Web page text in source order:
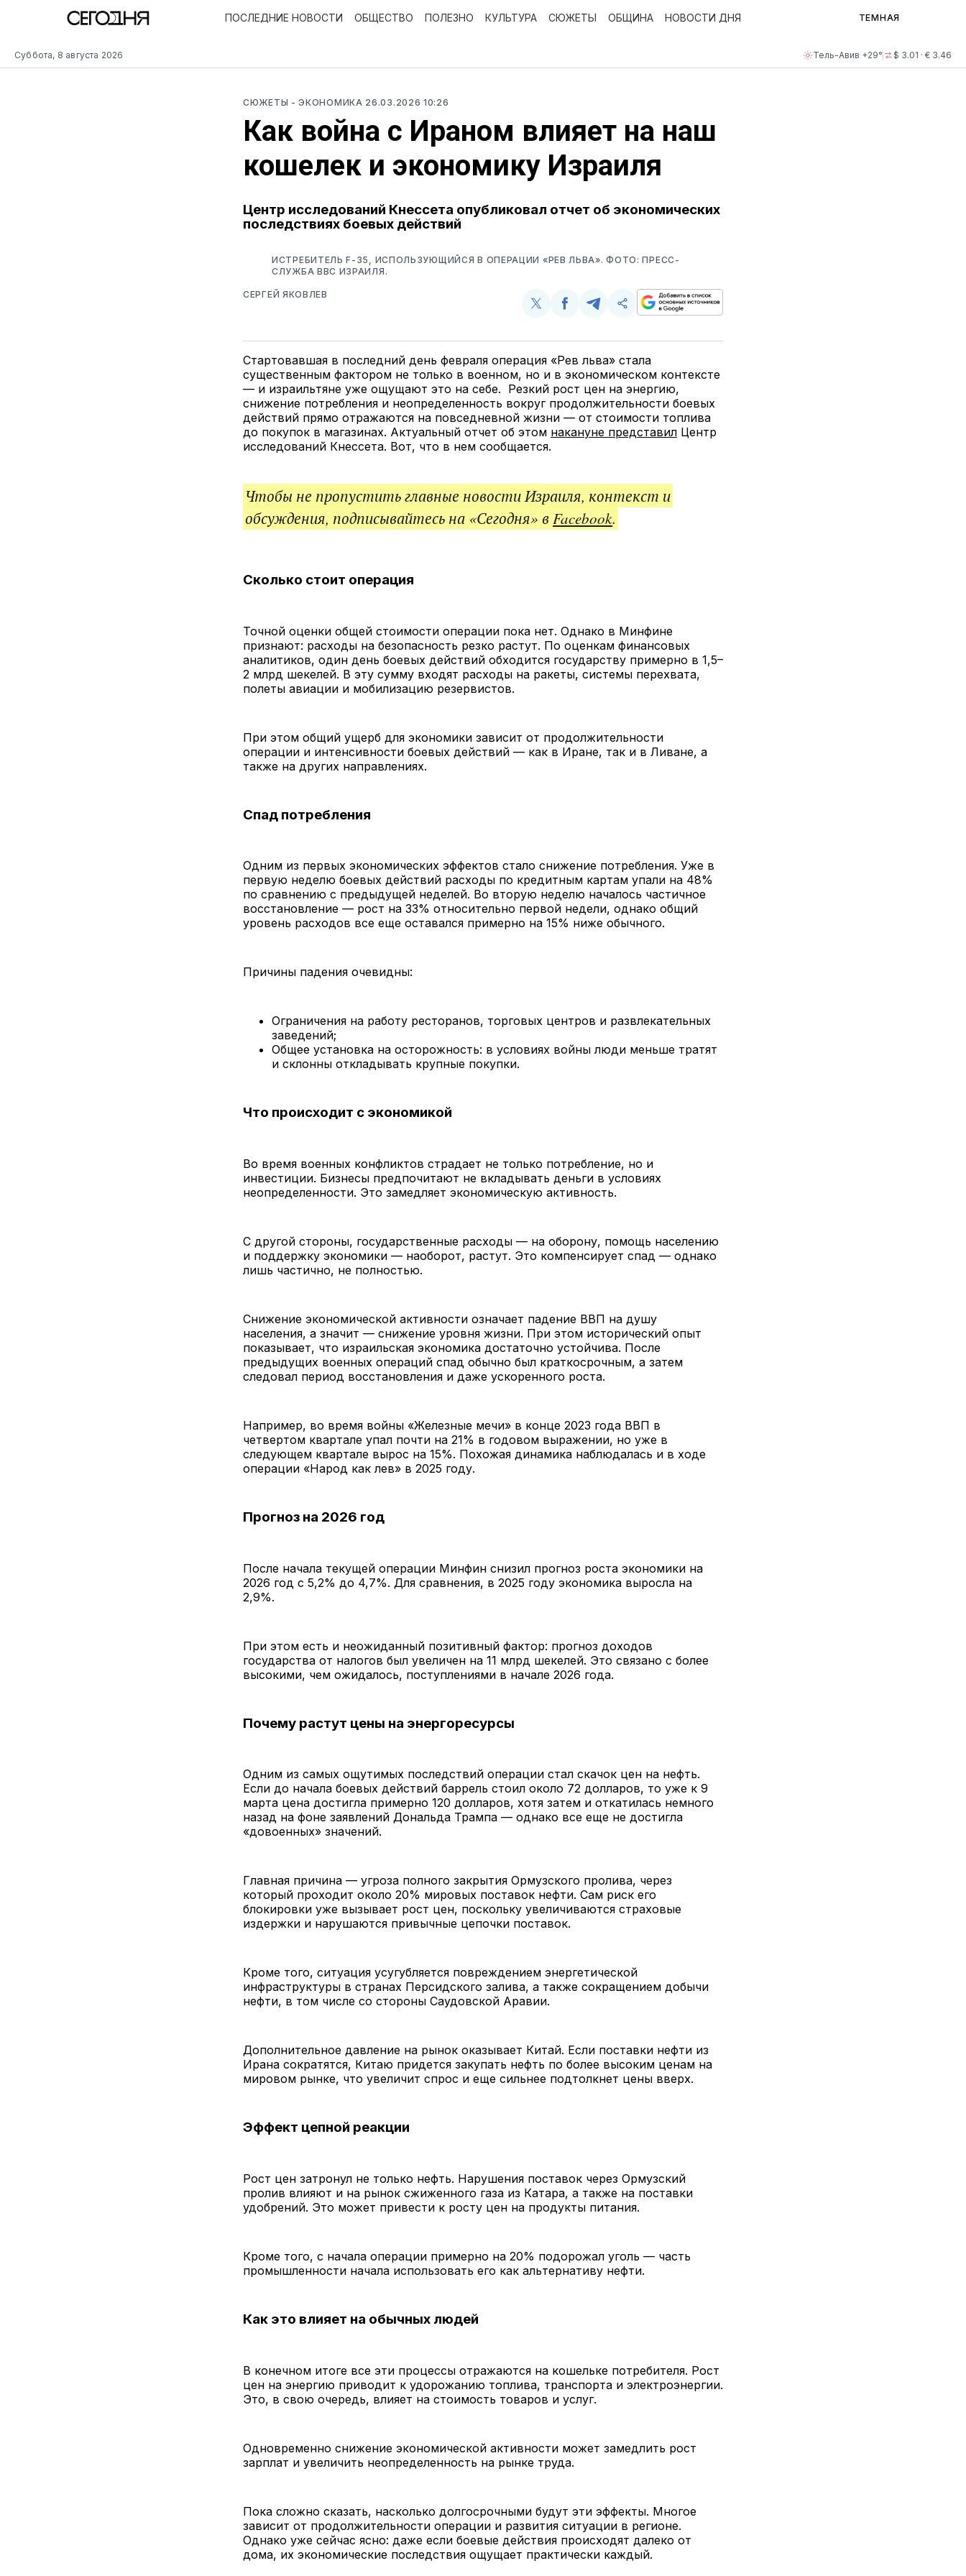
Суббота, 8 августа 2026 Тель-Авив +29° $ 3.01 · € 3.46
ПОСЛЕДНИЕ НОВОСТИ ОБЩЕСТВО ПОЛЕЗНО КУЛЬТУРА СЮЖЕТЫ ОБЩИНА НОВОСТИ ДНЯ ТЕМНАЯ
СЮЖЕТЫ - ЭКОНОМИКА 26.03.2026 10:26
Как война с Ираном влияет на наш
кошелек и экономику Израиля
Центр исследований Кнессета опубликовал отчет об экономических
последствиях боевых действий
ИСТРЕБИТЕЛЬ F-35, ИСПОЛЬЗУЮЩИЙСЯ В ОПЕРАЦИИ «РЕВ ЛЬВА». ФОТО: ПРЕСС-
СЛУЖБА ВВС ИЗРАИЛЯ.
СЕРГЕЙ ЯКОВЛЕВ
Поделиться
Twitter
Поделиться
Facebook
Поделиться
Telegram
Скопируйте
поделитесь
Стартовавшая в последний день февраля операция «Рев льва» стала
существенным фактором не только в военном, но и в экономическом контексте
— и израильтяне уже ощущают это на себе. Резкий рост цен на энергию,
снижение потребления и неопределенность вокруг продолжительности боевых
действий прямо отражаются на повседневной жизни — от стоимости топлива
до покупок в магазинах. Актуальный отчет об этом накануне представил Центр
исследований Кнессета. Вот, что в нем сообщается.
Чтобы не пропустить главные новости Израиля, контекст и
обсуждения, подписывайтесь на «Сегодня» вFacebook.
Сколько стоит операция
Точной оценки общей стоимости операции пока нет. Однако в Минфине
признают: расходы на безопасность резко растут. По оценкам финансовых
аналитиков, один день боевых действий обходится государству примерно в 1,5–
2 млрд шекелей. В эту сумму входят расходы на ракеты, системы перехвата,
полеты авиации и мобилизацию резервистов.
При этом общий ущерб для экономики зависит от продолжительности
операции и интенсивности боевых действий — как в Иране, так и в Ливане, а
также на других направлениях.
Спад потребления
Одним из первых экономических эффектов стало снижение потребления. Уже в
первую неделю боевых действий расходы по кредитным картам упали на 48%
по сравнению с предыдущей неделей. Во вторую неделю началось частичное
восстановление — рост на 33% относительно первой недели, однако общий
уровень расходов все еще оставался примерно на 15% ниже обычного.
Причины падения очевидны:
Ограничения на работу ресторанов, торговых центров и развлекательных
заведений;
Общее установка на осторожность: в условиях войны люди меньше тратят
и склонны откладывать крупные покупки.
Что происходит с экономикой
Во время военных конфликтов страдает не только потребление, но и
инвестиции. Бизнесы предпочитают не вкладывать деньги в условиях
неопределенности. Это замедляет экономическую активность.
С другой стороны, государственные расходы — на оборону, помощь населению
и поддержку экономики — наоборот, растут. Это компенсирует спад — однако
лишь частично, не полностью.
Снижение экономической активности означает падение ВВП на душу
населения, а значит — снижение уровня жизни. При этом исторический опыт
показывает, что израильская экономика достаточно устойчива. После
предыдущих военных операций спад обычно был краткосрочным, а затем
следовал период восстановления и даже ускоренного роста.
Например, во время войны «Железные мечи» в конце 2023 года ВВП в
четвертом квартале упал почти на 21% в годовом выражении, но уже в
следующем квартале вырос на 15%. Похожая динамика наблюдалась и в ходе
операции «Народ как лев» в 2025 году.
Прогноз на 2026 год
После начала текущей операции Минфин снизил прогноз роста экономики на
2026 год с 5,2% до 4,7%. Для сравнения, в 2025 году экономика выросла на
2,9%.
При этом есть и неожиданный позитивный фактор: прогноз доходов
государства от налогов был увеличен на 11 млрд шекелей. Это связано с более
высокими, чем ожидалось, поступлениями в начале 2026 года.
Почему растут цены на энергоресурсы
Одним из самых ощутимых последствий операции стал скачок цен на нефть.
Если до начала боевых действий баррель стоил около 72 долларов, то уже к 9
марта цена достигла примерно 120 долларов, хотя затем и откатилась немного
назад на фоне заявлений Дональда Трампа — однако все еще не достигла
«довоенных» значений.
Главная причина — угроза полного закрытия Ормузского пролива, через
который проходит около 20% мировых поставок нефти. Сам риск его
блокировки уже вызывает рост цен, поскольку увеличиваются страховые
издержки и нарушаются привычные цепочки поставок.
Кроме того, ситуация усугубляется повреждением энергетической
инфраструктуры в странах Персидского залива, а также сокращением добычи
нефти, в том числе со стороны Саудовской Аравии.
Дополнительное давление на рынок оказывает Китай. Если поставки нефти из
Ирана сократятся, Китаю придется закупать нефть по более высоким ценам на
мировом рынке, что увеличит спрос и еще сильнее подтолкнет цены вверх.
Эффект цепной реакции
Рост цен затронул не только нефть. Нарушения поставок через Ормузский
пролив влияют и на рынок сжиженного газа из Катара, а также на поставки
удобрений. Это может привести к росту цен на продукты питания.
Кроме того, с начала операции примерно на 20% подорожал уголь — часть
промышленности начала использовать его как альтернативу нефти.
Как это влияет на обычных людей
В конечном итоге все эти процессы отражаются на кошельке потребителя. Рост
цен на энергию приводит к удорожанию топлива, транспорта и электроэнергии.
Это, в свою очередь, влияет на стоимость товаров и услуг.
Одновременно снижение экономической активности может замедлить рост
зарплат и увеличить неопределенность на рынке труда.
Пока сложно сказать, насколько долгосрочными будут эти эффекты. Многое
зависит от продолжительности операции и развития ситуации в регионе.
Однако уже сейчас ясно: даже если боевые действия происходят далеко от
дома, их экономические последствия ощущает практически каждый.